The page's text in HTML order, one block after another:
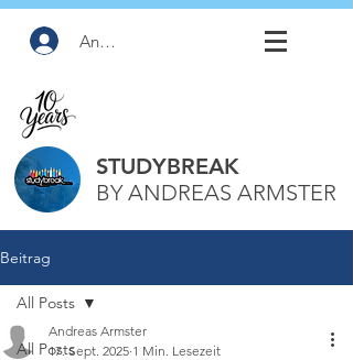
Anmelden
STUDYBREAK
BY ANDREAS ARMSTER
Beitrag
All Posts
All Posts
Andreas Armster
17. Sept. 2025 1 Min. Lesezeit